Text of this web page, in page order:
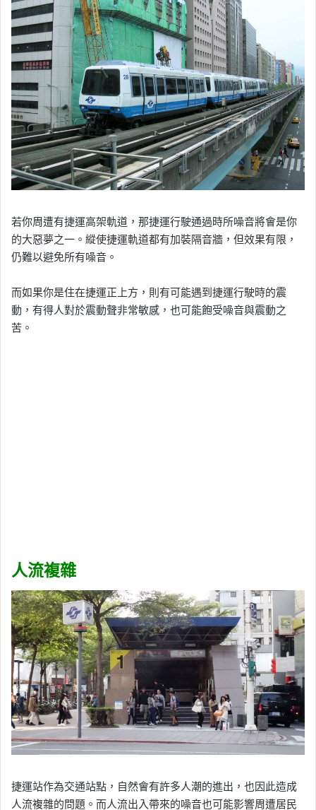
若你周遭有捷運高架軌道，那捷運行駛通過時所噪音將會是你
的大惡夢之一。縱使捷運軌道都有加裝隔音牆，但效果有限，
仍難以避免所有噪音。
而如果你是住在捷運正上方，則有可能遇到捷運行駛時的震
動，有得人對於震動聲非常敏感，也可能飽受噪音與震動之
苦。
人流複雜
捷運站作為交通站點，自然會有許多人潮的進出，也因此造成
人流複雜的問題。而人流出入帶來的噪音也可能影響周遭居民